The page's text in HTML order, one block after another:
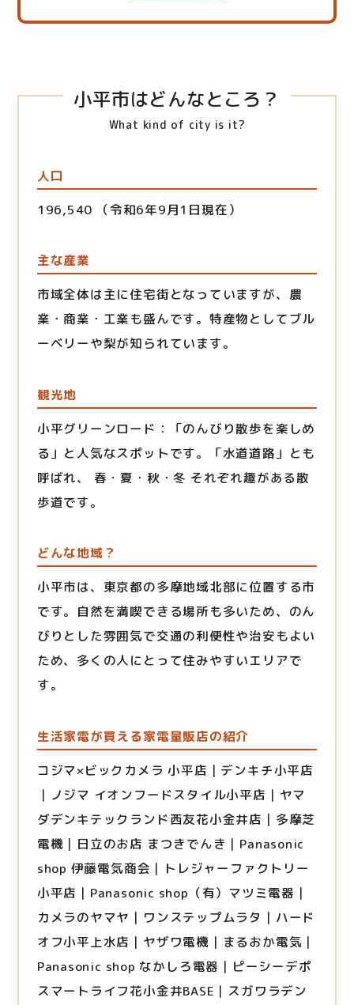
小平市はどんなところ？
What kind of city is it?
人口
196,540 （令和6年9月1日現在）
主な産業
市域全体は主に住宅街となっていますが、農
業・商業・工業も盛んです。特産物としてブル
ーベリーや梨が知られています。
観光地
小平グリーンロード：「のんびり散歩を楽しめ
る」と人気なスポットです。「水道道路」とも
呼ばれ、 春・夏・秋・冬 それぞれ趣がある散
歩道です。
どんな地域？
小平市は、東京都の多摩地域北部に位置する市
です。自然を満喫できる場所も多いため、のん
びりとした雰囲気で交通の利便性や治安もよい
ため、多くの人にとって住みやすいエリアで
す。
生活家電が買える家電量販店の紹介
コジマ×ビックカメラ 小平店｜デンキチ小平店
｜ノジマ イオンフードスタイル小平店｜ヤマ
ダデンキテックランド西友花小金井店｜多摩芝
電機｜日立のお店 まつきでんき｜Panasonic
shop 伊藤電気商会｜トレジャーファクトリー
小平店｜Panasonic shop（有）マツミ電器｜
カメラのヤマヤ｜ワンステップムラタ｜ハード
オフ小平上水店｜ヤザワ電機｜まるおか電気｜
Panasonic shop なかしろ電器｜ピーシーデポ
スマートライフ花小金井BASE｜スガワラデン